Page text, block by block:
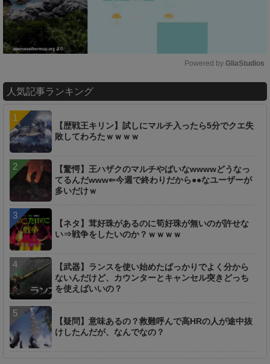
u
e
Powered by GliaStudios
人気記事ランキング
【歴戦王キリン】試しにマルチ入ったら5分でクエ失
敗してわろたｗｗｗｗ
【驚愕】王ハザクのマルチやばいなwwwwどうなっ
てるんだwww⇐今週で終わりだから●●なユーザーが
多いだけｗ
【ネタ】茸好珠があるのに筍好珠が無いのが許せな
い⇒戦争をしたいのか？ｗｗｗｗ
【武器】ランスを使い始めたばっかりでよく分から
ないんだけど、カウンターとキャンセル突きどっち
を使えばいいの？
【疑問】意味あるの？救難呼んで高HRの人が途中抜
けしたんだが、なんでなの？